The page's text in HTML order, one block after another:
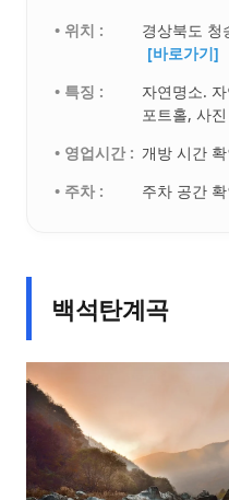
• 위치 :
경상북도 청
[바로가기]
• 특징 :
자연명소.
포트홀, 사
• 영업시간 : 개방 시간
• 주차 :
주차 공간
백석탄계곡